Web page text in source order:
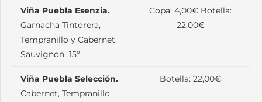
Viña Puebla Esenzia.
Garnacha Tintorera,
Tempranillo y Cabernet
Sauvignon 15º
Copa: 4,00€ Botella:
22,00€
Viña Puebla Selección.
Cabernet, Tempranillo,
Botella: 22,00€